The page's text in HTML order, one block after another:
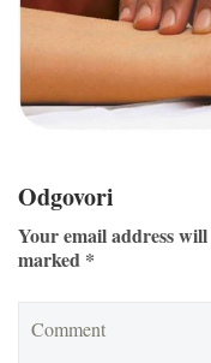
Odgovori
Your email address
marked *